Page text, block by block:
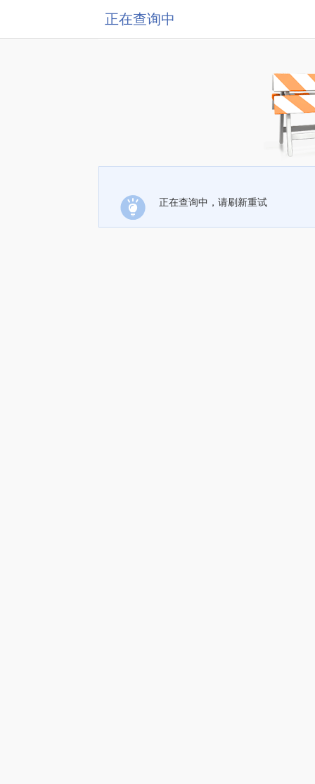
正在查询中
正在查询中，请刷新重试